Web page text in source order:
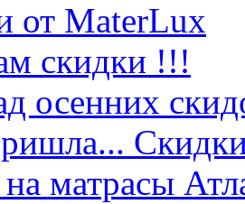
от MaterLux
скидки !!!
осенних
матрасы